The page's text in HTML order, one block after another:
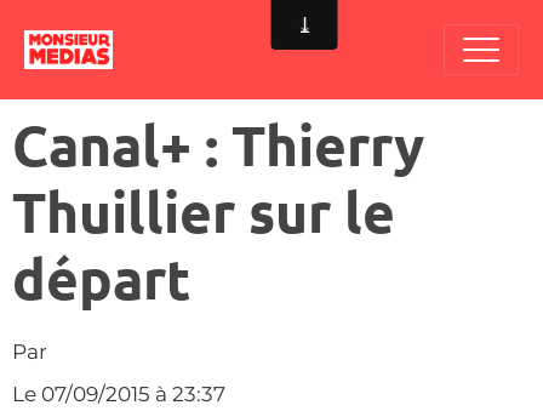
Canal+ : Thierry
Thuillier sur le
départ
Par
Le 07/09/2015 à 23:37